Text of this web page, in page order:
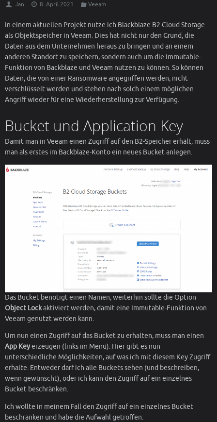
Jan 8. April 2021 Veeam
In einem aktuellen Projekt nutze ich Blackblaze B2 Cloud Storage
als Objektspeicher in Veeam. Dies hat nicht nur den Grund, die
Daten aus dem Unternehmen heraus zu bringen und an einem
anderen Standort zu speichern, sondern auch um die Immutable-
Funktion von Backblaze und Veeam nutzen zu können. So können
Daten, die von einer Ransomware angegriffen werden, nicht
verschlüsselt werden und stehen nach solch einem möglichen
Angriff wieder für eine Wiederherstellung zur Verfügung.
Bucket und Application Key
Damit man in Veeam einen Zugriff auf den B2-Speicher erhält, muss
man als erstes im Backblaze-Konto ein neues Bucket anlegen.
Das Bucket benötigt einen Namen, weiterhin sollte die Option
Object Lockaktiviert werden, damit eine Immutable-Funktion von
Veeam genutzt werden kann.
Um nun einen Zugriff auf das Bucket zu erhalten, muss man einen
App Keyerzeugen (links im Menü). Hier gibt es nun
unterschiedliche Möglichkeiten, auf was ich mit diesem Key Zugriff
erhalte. Entweder darf ich alle Buckets sehen (und beschreiben,
wenn gewünscht), oder ich kann den Zugriff auf ein einzelnes
Bucket beschränken.
Ich wollte in meinem Fall den Zugriff auf ein einzelnes Bucket
beschränken und habe die Aufwahl getroffen: